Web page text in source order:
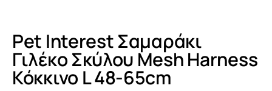
Pet Interest Σαμαράκι
Γιλέκο Σκύλου Mesh Harness
Κόκκινο L 48-65cm